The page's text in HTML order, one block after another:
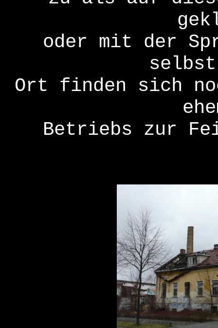
oder mit der
selbst
Ort finden sich
Betriebs zur